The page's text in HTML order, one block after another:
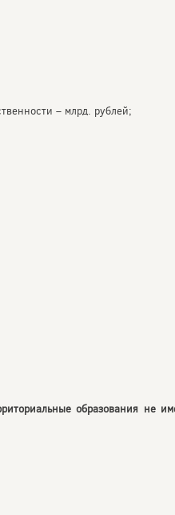
– млрд. рублей;
образования не